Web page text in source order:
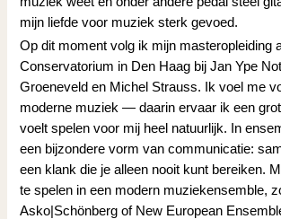
mijn liefde voor muziek sterk gevoed.
Op dit moment volg ik mijn masteropleiding
Conservatorium in Den Haag bij Jan Ype
Groeneveld en Michel Strauss. Ik voel me
moderne muziek — daarin ervaar ik een
voelt spelen voor mij heel natuurlijk. In
een bijzondere vorm van communicatie:
een klank die je alleen nooit kunt bereiken.
te spelen in een modern muziekensemble,
Asko|Schönberg of New European